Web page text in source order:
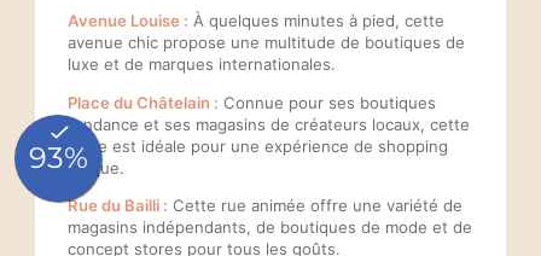
Avenue Louise : À quelques minutes à pied, cette
avenue chic propose une multitude de boutiques de
luxe et de marques internationales.
Place du Châtelain : Connue pour ses boutiques
tendance et ses magasins de créateurs locaux, cette
place est idéale pour une expérience de shopping
unique.
Rue du Bailli : Cette rue animée offre une variété de
magasins indépendants, de boutiques de mode et de
concept stores pour tous les goûts.
Engagement
Notre histoire
Nos coups de cœur
Photos
BLOG
FAQ
Whatsapp